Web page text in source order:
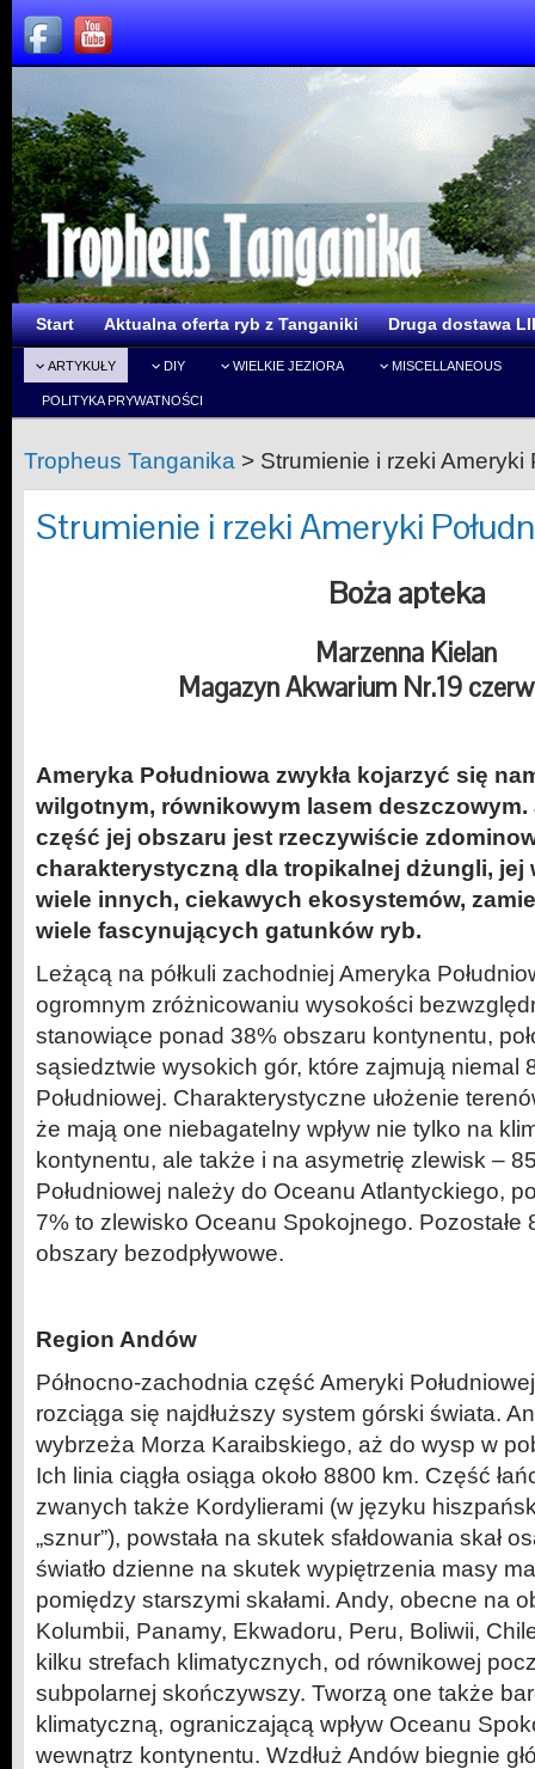
Start Aktualna oferta ryb z Tanganiki Druga dostawa
ARTYKUŁY DIY WIELKIE JEZIORA MISCELLANEOUS
POLITYKA PRYWATNOŚCI
Tropheus Tanganika > Strumienie i rzeki Ameryki
Strumienie i rzeki Ameryki
Boża apteka
Marzenna Kielan
Magazyn Akwarium Nr.19
Ameryka Południowa zwykła kojarzyć się
wilgotnym, równikowym lasem
część jej obszaru jest rzeczywiście
charakterystyczną dla tropikalnej dżungli, jej
wiele innych, ciekawych ekosystemów,
wiele fascynujących gatunków ryb.
Leżącą na półkuli zachodniej Ameryka
ogromnym zróżnicowaniu wysokości
stanowiące ponad 38% obszaru kontynentu,
sąsiedztwie wysokich gór, które zajmują niemal
Południowej. Charakterystyczne ułożenie
że mają one niebagatelny wpływ nie tylko na
kontynentu, ale także i na asymetrię zlewisk –
Południowej należy do Oceanu Atlantyckiego,
7% to zlewisko Oceanu Spokojnego. Pozostałe
obszary bezodpływowe.
Region Andów
Północno-zachodnia część Ameryki
rozciąga się najdłuższy system górski świata.
wybrzeża Morza Karaibskiego, aż do wysp w
Ich linia ciągła osiąga około 8800 km. Część
zwanych także Kordylierami (w języku
„sznur”), powstała na skutek sfałdowania skał
światło dzienne na skutek wypiętrzenia masy
pomiędzy starszymi skałami. Andy, obecne na
Kolumbii, Panamy, Ekwadoru, Peru, Boliwii,
kilku strefach klimatycznych, od równikowej
subpolarnej skończywszy. Tworzą one także
klimatyczną, ograniczającą wpływ Oceanu
wewnątrz kontynentu. Wzdłuż Andów biegnie